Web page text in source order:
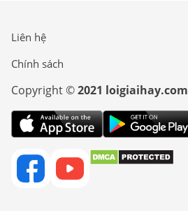
Liên hệ
Chính sách
Copyright ©2021 loigiaihay.com